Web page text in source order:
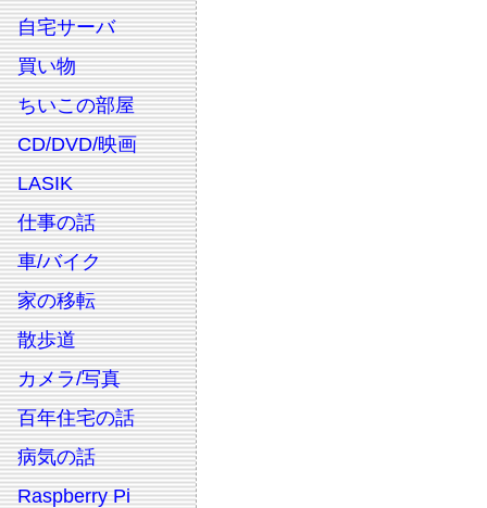
自宅サーバ
買い物
ちいこの部屋
CD/DVD/映画
LASIK
仕事の話
車/バイク
家の移転
散歩道
カメラ/写真
百年住宅の話
病気の話
Raspberry Pi